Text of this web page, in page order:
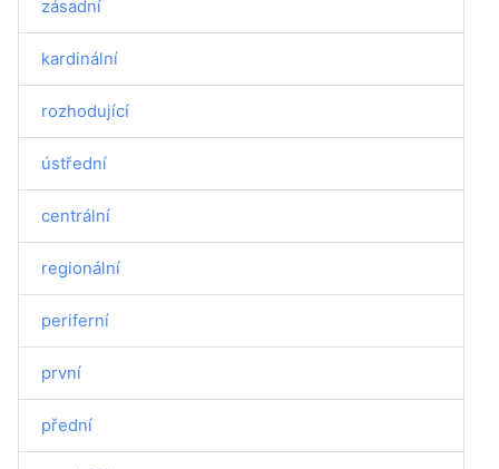
zásadní
kardinální
rozhodující
ústřední
centrální
regionální
periferní
první
přední